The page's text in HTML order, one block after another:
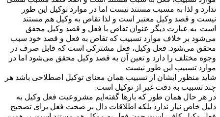
ندارد و لذا به مسبب مستند نیست اما در موارد توکیل این طور
نیست و قصد وکیل معتبر است و لذا تقاص به وکیل هم مستند
است. به عبارت دیگر عنوان تقاص با فعل و قصد وکیل محقق
می‌شود بر خلاف موارد تسبیب که تقاص به فعل و قصد خود سبب
محقق می‌شود. فعل وکیل، فعل مشترکی است که قابل صرف در
وجوه مختلف را دارد و تعین آن به قصد وکیل محقق می‌شود اما در
موارد تسبیب این طور نیست.
شاید منظور ایشان از تسبیب همان معنای توکیل اصطلاحی باشد هر
چند تسبیب به دقت غیر از توکیل است.
در هر حال همان طور که بارها گفته‌ایم مشروعیت فعل وکیل به
دلیل خاص نیاز ندارد بلکه اطلاقات دال بر صحت فعل برای تصحیح